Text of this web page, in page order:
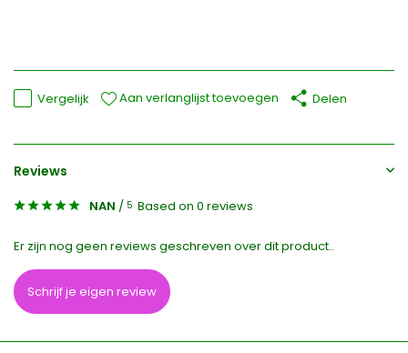
Vergelijk Aan verlanglijst toevoegen Delen
Reviews
NAN / 5 Based on 0 reviews
Er zijn nog geen reviews geschreven over dit product..
Schrijf je eigen review